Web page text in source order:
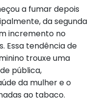
a fumar depois
da segunda
incremento no
Essa tendência de
trouxe uma
pública,
da mulher e o
ao tabaco.